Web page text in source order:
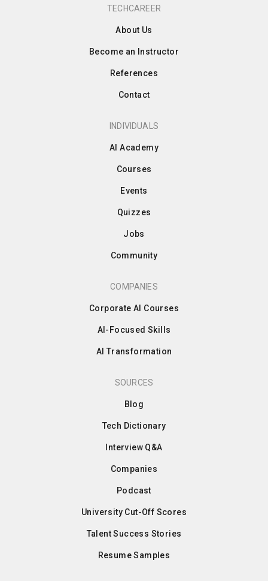
TECHCAREER
About Us
Become an Instructor
References
Contact
INDIVIDUALS
AI Academy
Courses
Events
Quizzes
Jobs
Community
COMPANIES
Corporate AI Courses
AI-Focused Skills
AI Transformation
SOURCES
Blog
Tech Dictionary
Interview Q&A
Companies
Podcast
University Cut-Off Scores
Talent Success Stories
Resume Samples